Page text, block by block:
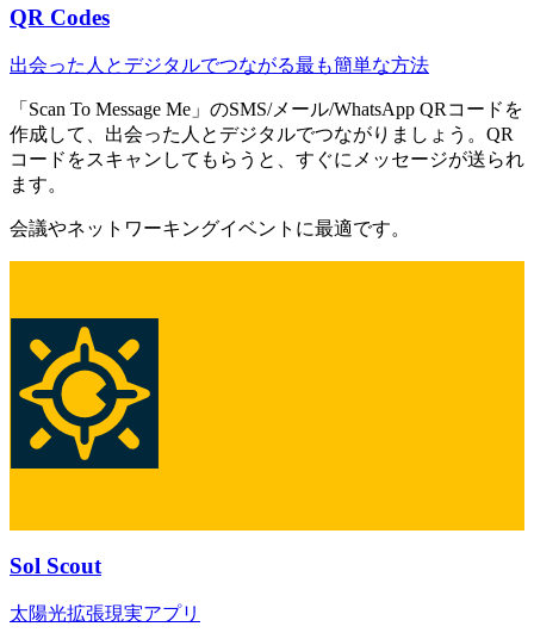
QR Codes
出会った人とデジタルでつながる最も簡単な方法
「Scan To Message Me」のSMS/メール/WhatsApp QRコードを
作成して、出会った人とデジタルでつながりましょう。QR
コードをスキャンしてもらうと、すぐにメッセージが送られ
ます。
会議やネットワーキングイベントに最適です。
Sol Scout
太陽光拡張現実アプリ